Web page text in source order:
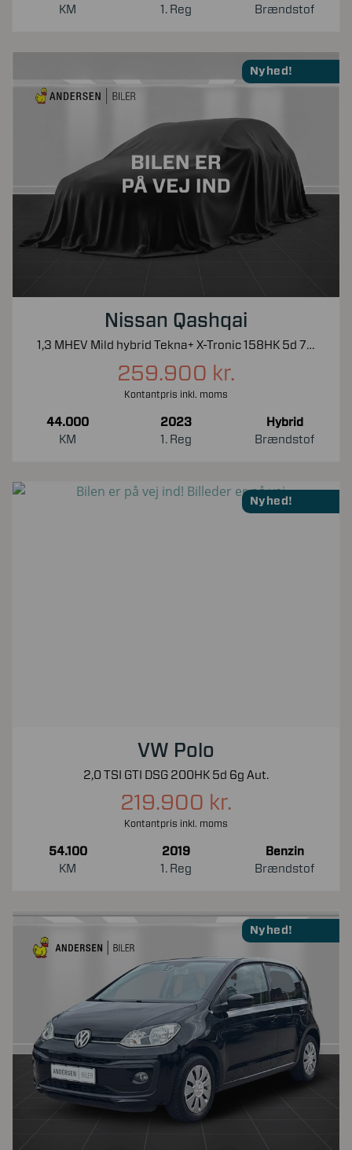
KM
1. Reg
Brændstof
Nyhed!
Nissan Qashqai
1,3 MHEV Mild hybrid Tekna+ X-Tronic 158HK 5d 7g Aut.
259.900 kr.
Kontantpris inkl. moms
44.000
KM
2023
1. Reg
Hybrid
Brændstof
Nyhed!
VW Polo
2,0 TSI GTI DSG 200HK 5d 6g Aut.
219.900 kr.
Kontantpris inkl. moms
54.100
KM
2019
1. Reg
Benzin
Brændstof
Nyhed!